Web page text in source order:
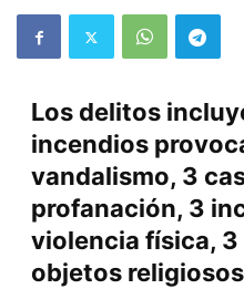
Los delitos
incendios
vandalismo, 3
profanación, 3
violencia física,
objetos